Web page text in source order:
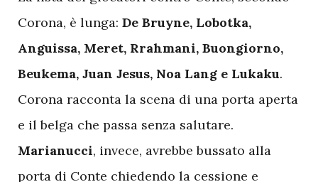
Corona, è lunga: De Bruyne, Lobotka,
Anguissa, Meret, Rrahmani, Buongiorno,
Beukema, Juan Jesus, Noa Lang e Lukaku.
Corona racconta la scena di una porta aperta
e il belga che passa senza salutare.
Marianucci, invece, avrebbe bussato alla
porta di Conte chiedendo la cessione e